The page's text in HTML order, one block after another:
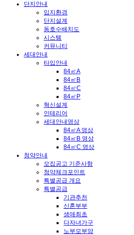
단지안내
입지환경
단지설계
동호수배치도
시스템
커뮤니티
세대안내
타입안내
84㎡A
84㎡B
84㎡C
84㎡P
혁신설계
인테리어
세대안내영상
84㎡A 영상
84㎡B 영상
84㎡C 영상
청약안내
모집공고 기준사항
청약체크포인트
특별공급 개요
특별공급
기관추천
신혼부부
생애최초
다자녀가구
노부모부양